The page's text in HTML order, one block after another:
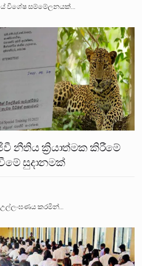
විශේෂ සම්මේලනයක්…
නීතිය ක්‍රියාත්මක කිරීමේ
සුදානමක්
කරමින්…